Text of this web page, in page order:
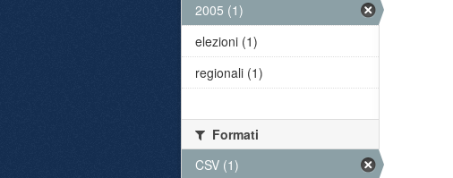
2005 (1)
elezioni (1)
regionali (1)
Formati
CSV (1)